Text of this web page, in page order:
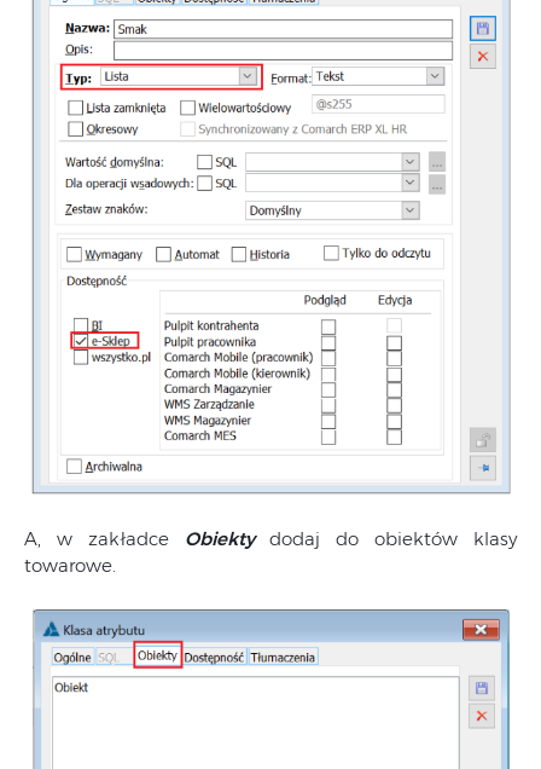
A, w zakładce Obiekty
dodaj do obiektów klasy
towarowe.